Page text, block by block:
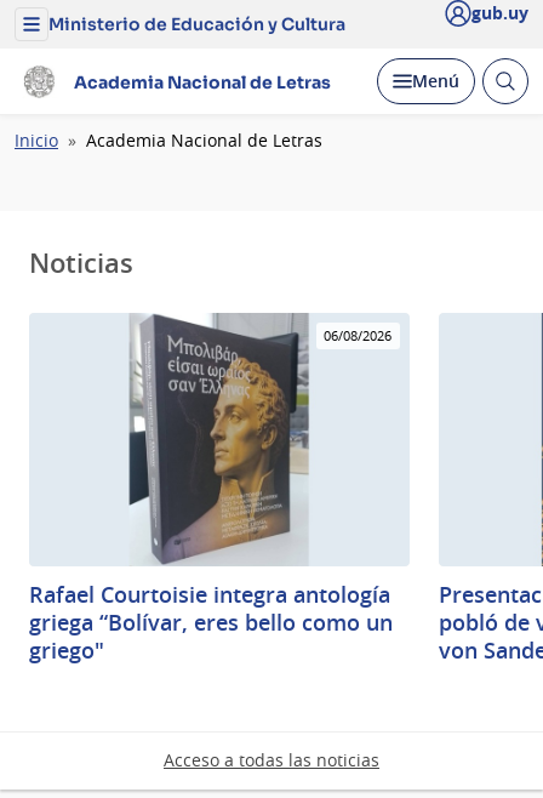
Menú
Ministerio
de
y
Cultura
Ministerio de Educación y Cultura gub.uy
Academia Nacional de Letras Desplegar
Menú Abrir
Ruta
Inicio Academia Nacional de Letras
Noticias
06/08/2026
Rafael Courtoisie integra antología
griega “Bolívar, eres bello como un
griego"
pobló de
von
Acceso a todas las noticias